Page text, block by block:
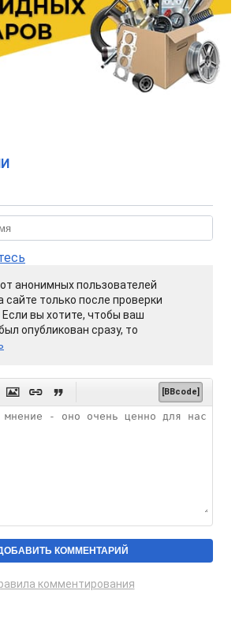
анонимных пользователей
сайте только после проверки
вы хотите, чтобы ваш
опубликован сразу, то
   [BBcode]
комментирования